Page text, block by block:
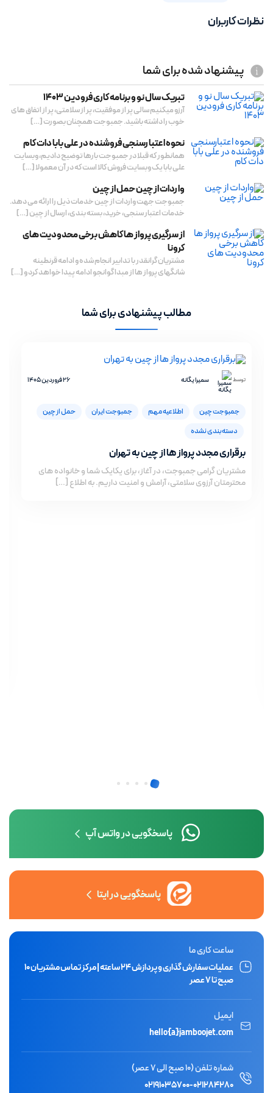
نظرات کاربران
پیشنهاد شده برای شما
تبریک سال نو و برنامه کاری فرودین 1403
آرزو میکنیم سالی پر از موفقیت، پر از سلامتی، پر از اتفاق های
خوب را داشته باشید. جمبوجت همچنان بصورت […]
نحوه اعتبارسنجی فروشنده در علی بابا دات کام
همانطور که قبلا در جمبوجت بارها توضیح دادیم، وبسایت
علی بابا یک وبسایت فروش کالا است که در آن معمولا […]
واردات از چین حمل از چین
جمبوجت جهت واردات از چین خدمات ذیل را ارائه می دهد.
خدمات اعتبار سنجی، خرید، بسته بندی، ارسال از چین […]
از سرگیری پرواز ها کاهش برخی محدودیت های
کرونا
مشتریان گرانقدر با تدابیر انجام شده و ادامه قرنطینه
شانگهای پرواز ها از مبدا گوانجو ادامه پیدا خواهد کرد و […]
مطالب پیشنهادی برای شما
توسط سمیرا یگانه 26 فروردین 1405
جمبوجت چین اطلاعیه مهم جمبوجت ایران
حمل از چین
دسته‌بندی نشده
برقراری مجدد پرواز ها از چین به تهران
مشتریان گرامی جمبوجت، در آغاز، برای یکایک شما و خانواده های
محترمتان آرزوی سلامتی، آرامش و امنیت داریم. به اطلاع […]
شماره تلفن (10 صبح الی 7 عصر)
۰۲۱۲۸۴۲۸۰-۰۲۱۹۱۰۳۵۷۰۰
ایمیل
hello{a}jamboojet.com
ساعت کاری ما
عملیات سفارش گذاری و پردازش ۲۴ ساعته | مرکز تماس مشتریان ۱۰
صبح تا ۷ عصر
پاسخگویی در ایتا
پاسخگویی در واتس آپ